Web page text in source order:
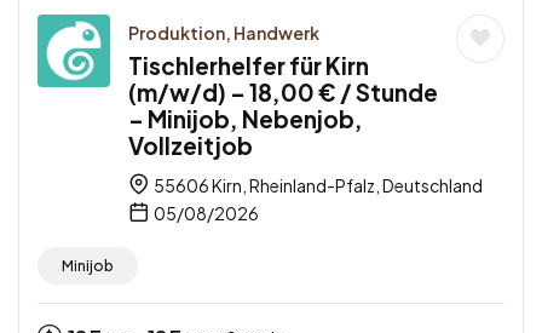
Produktion, Handwerk
Tischlerhelfer für Kirn
(m/w/d) – 18,00 € / Stunde
– Minijob, Nebenjob,
Vollzeitjob
55606 Kirn, Rheinland-Pfalz, Deutschland
05/08/2026
Minijob